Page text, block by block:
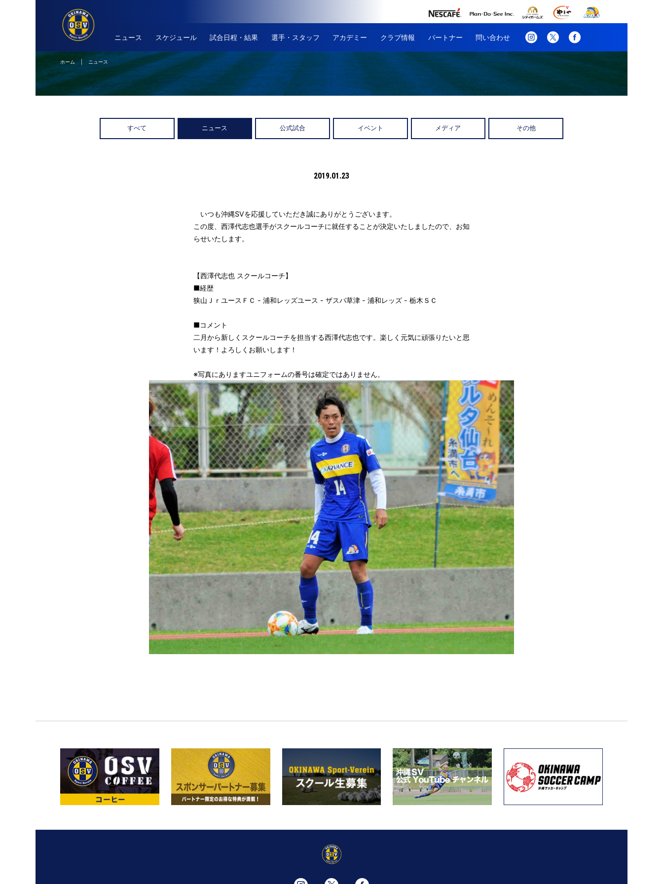
ニュース スケジュール 試合日程・結果 選手・スタッフ アカデミー クラブ情報 パートナー 問い合わせ
ホーム| ニュース
すべて ニュース 公式試合 イベント メディア その他
2019.01.23
いつも沖縄SVを応援していただき誠にありがとうございます。
この度、西澤代志也選手がスクールコーチに就任することが決定いたしましたので、お知
らせいたします。
【西澤代志也 スクールコーチ】
■経歴
狭山ＪｒユースＦＣ - 浦和レッズユース - ザスパ草津 - 浦和レッズ - 栃木ＳＣ
■コメント
二月から新しくスクールコーチを担当する西澤代志也です。楽しく元気に頑張りたいと思
います！よろしくお願いします！
※写真にありますユニフォームの番号は確定ではありません。